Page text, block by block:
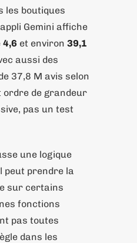
les boutiques
Gemini affiche
4,6 et environ 39,1
aussi des
37,8 M avis selon
ordre de grandeur
pas un test
une logique
peut prendre la
sur certains
fonctions
pas toutes
dans les